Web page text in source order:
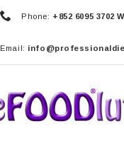
Phone: +852 6095 3702
Email: